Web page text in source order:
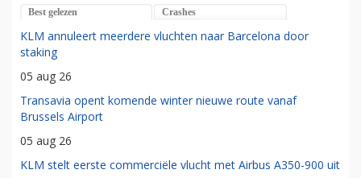
Best gelezen Crashes
KLM annuleert meerdere vluchten naar Barcelona door
staking
05 aug 26
Transavia opent komende winter nieuwe route vanaf
Brussels Airport
05 aug 26
KLM stelt eerste commerciële vlucht met Airbus A350-900 uit